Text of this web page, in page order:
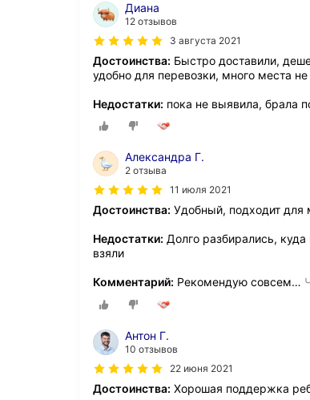
Диана
12 отзывов
3 августа 2021
Достоинства: Быстро доставили,
удобно для перевозки, много места не
Недостатки: пока не выявила, брала
Александра Г.
2 отзыва
11 июля 2021
Достоинства: Удобный, подходит для
Недостатки: Долго разбирались,
взяли
Комментарий: Рекомендую совсем…
Антон Г.
10 отзывов
22 июня 2021
Достоинства: Хорошая поддержка